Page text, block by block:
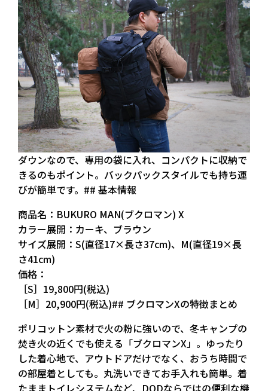
ダウンなので、専用の袋に入れ、コンパクトに収納で
きるのもポイント。バックパックスタイルでも持ち運
びが簡単です。## 基本情報
商品名：BUKURO MAN(ブクロマン) X
カラー展開：カーキ、ブラウン
サイズ展開：S(直径17×長さ37cm)、M(直径19×長
さ41cm)
価格：
［S］19,800円(税込)
［M］20,900円(税込)## ブクロマンXの特徴まとめ
ポリコットン素材で火の粉に強いので、冬キャンプの
焚き火の近くでも使える「ブクロマンX」。ゆったり
した着心地で、アウトドアだけでなく、おうち時間で
の部屋着としても。丸洗いできてお手入れも簡単。着
たままトイレシステムなど、DODならではの便利な機